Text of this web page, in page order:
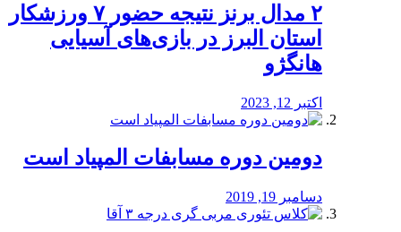
۲ مدال برنز نتیجه حضور ۷ ورزشکار
استان البرز در بازی‌های آسیایی
هانگژو
اکتبر 12, 2023
دومین دوره مسابفات المپیاد است
دسامبر 19, 2019